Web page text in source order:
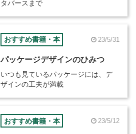
タバースまで
おすすめ書籍・本 23/5/31
パッケージデザインのひみつ
いつも見ているパッケージには、デ
ザインの工夫が満載
おすすめ書籍・本 23/5/12